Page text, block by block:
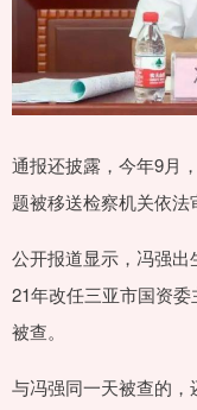
通报还披露，今年9月
题被移送检察机关依法
公开报道显示，冯强出
21年改任三亚市国资
被查。
与冯强同一天被查的